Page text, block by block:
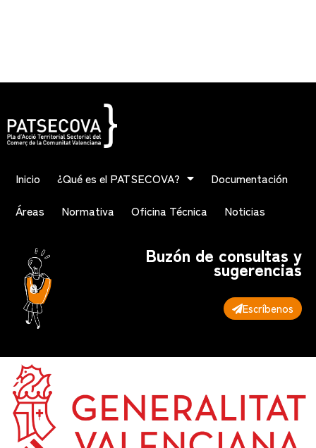
Inicio ¿Qué es el PATSECOVA?
Documentación
Áreas
Normativa Oficina Técnica Noticias
Buzón de consultas y
sugerencias
Escríbenos